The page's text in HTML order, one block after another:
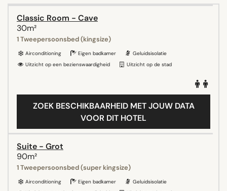
Classic Room - Cave
30m²
1 Tweepersoonsbed (kingsize)
Airconditioning Eigen badkamer
Geluidsisolatie
Uitzicht op een bezienswaardigheid
Uitzicht op de stad
ZOEK BESCHIKBAARHEID MET JOUW DATA
VOOR DIT HOTEL
Suite - Grot
90m²
1 Tweepersoonsbed (super kingsize)
Airconditioning Eigen badkamer
Geluidsisolatie